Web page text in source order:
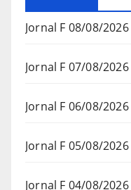
Jornal F 08/08/2026
Jornal F 07/08/2026
Jornal F 06/08/2026
Jornal F 05/08/2026
Jornal F 04/08/2026